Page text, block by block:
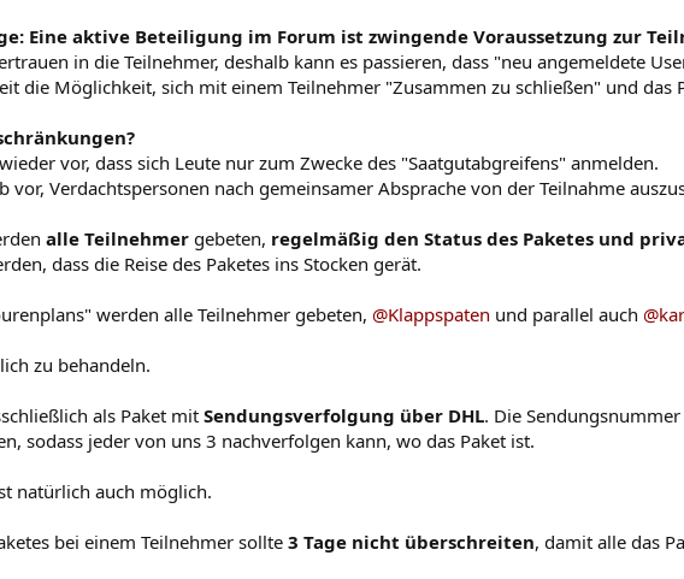
Eine aktive Beteiligung im Forum ist zwingende Voraussetzung zur
in die Teilnehmer, deshalb kann es passieren, dass "neu angemeldete
die Möglichkeit, sich mit einem Teilnehmer "Zusammen zu schließen" und das
vor, dass sich Leute nur zum Zwecke des "Saatgutabgreifens" anmelden.
vor, Verdachtspersonen nach gemeinsamer Absprache von der Teilnahme
alle Teilnehmer gebeten, regelmäßig den Status des Paketes und
dass die Reise des Paketes ins Stocken gerät.
werden alle Teilnehmer gebeten, @Klappspaten und parallel auch
zu behandeln.
als Paket mitSendungsverfolgung über DHL. Die
sodass jeder von uns 3 nachverfolgen kann, wo das Paket ist.
natürlich auch möglich.
bei einem Teilnehmer sollte 3 Tage nicht überschreiten, damit alle das